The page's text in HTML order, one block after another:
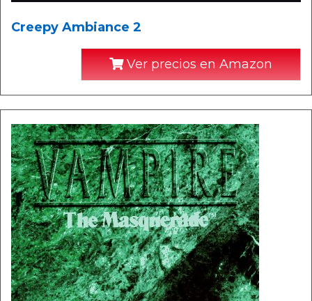
Creepy Ambiance 2
Ver precios en Amazon